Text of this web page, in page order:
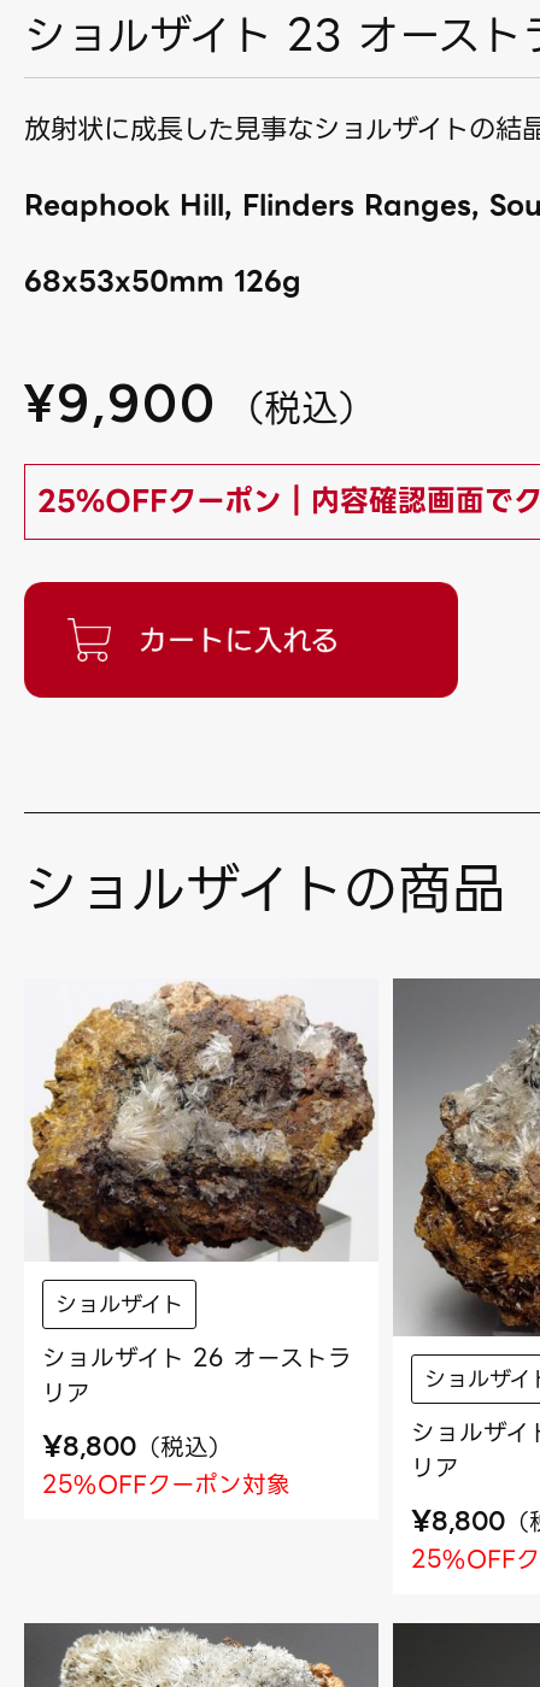
ショルザイト 23 オースト
放射状に成長した見事なショルザイトの結
Reaphook Hill, Flinders Ranges,
68x53x50mm 126g
¥9,900 （税込）
25%OFFクーポン｜内容確認画面で
ショルザイトの商品
ショルザイト
ショルザイト 26 オーストラ
リア
¥8,800 （税込）
25%OFFクーポン対象
ショルザイ
ショルザ
リア
¥8,800 （
25%OFF